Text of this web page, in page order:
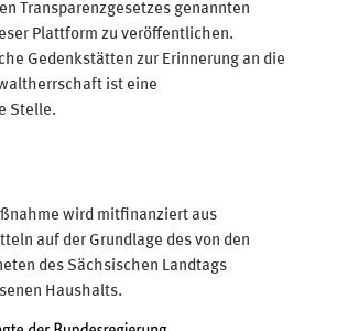
Transparenzgesetzes genannten
Plattform zu veröffentlichen.
Gedenkstätten zur Erinnerung an die
ist eine
Stelle.
wird mitfinanziert aus
auf der Grundlage des von den
des Sächsischen Landtags
Haushalts.